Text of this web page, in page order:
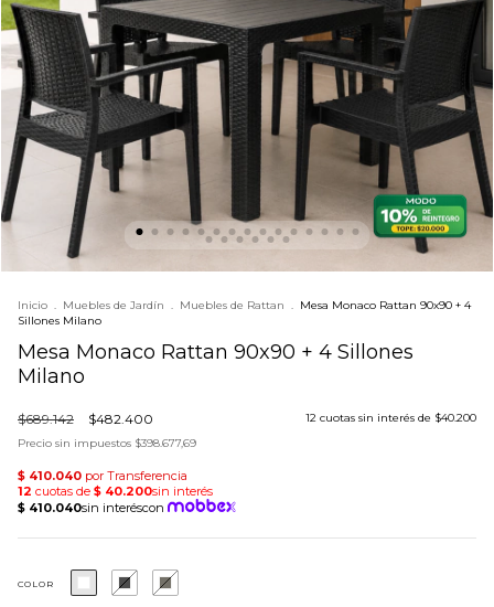
Inicio . Muebles de Jardín . Muebles de Rattan . Mesa Monaco Rattan 90x90 + 4
Sillones Milano
Mesa Monaco Rattan 90x90 + 4 Sillones
Milano
$689.142 $482.400 12 cuotas sin interés de $40.200
Precio sin impuestos $398.677,69
COLOR